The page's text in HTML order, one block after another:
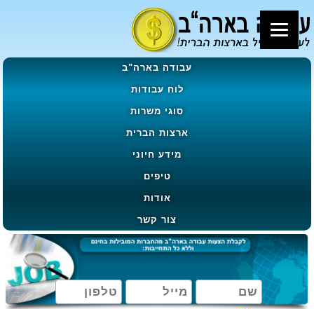
עבודה בארה"ב
לוח עבודות
סוגי משרות
ארצות הברית
מידע חיוני
טיפים
אודות
צור קשר